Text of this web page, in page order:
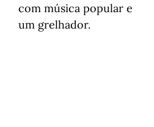
com música popular e
um grelhador.